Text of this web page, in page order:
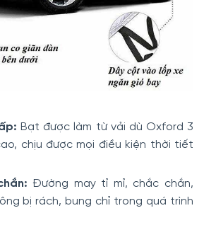
Bạt được làm từ vải dù Oxford 3
chịu được mọi điều kiện thời tiết
Đường may tỉ mỉ, chắc chắn,
bị rách, bung chỉ trong quá trình